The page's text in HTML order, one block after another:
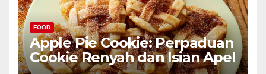
FOOD
Apple Pie Cookie: Perpaduan
Cookie Renyah dan Isian Apel